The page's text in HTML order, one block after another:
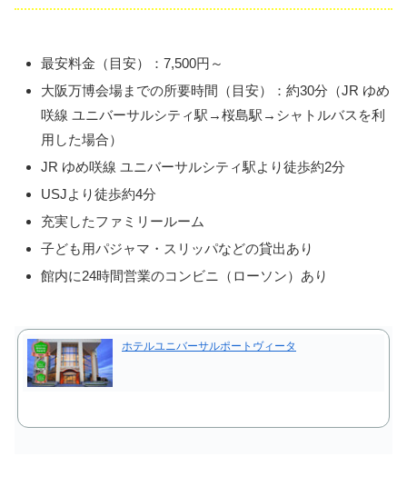
最安料金（目安）：7,500円～
大阪万博会場までの所要時間（目安）：約30分（JR ゆめ
咲線 ユニバーサルシティ駅→桜島駅→シャトルバスを利
用した場合）
JR ゆめ咲線 ユニバーサルシティ駅より徒歩約2分
USJより徒歩約4分
充実したファミリールーム
子ども用パジャマ・スリッパなどの貸出あり
館内に24時間営業のコンビニ（ローソン）あり
ホテルユニバーサルポートヴィータ